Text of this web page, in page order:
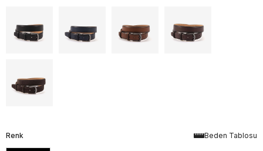
Beden Tablosu
Renk